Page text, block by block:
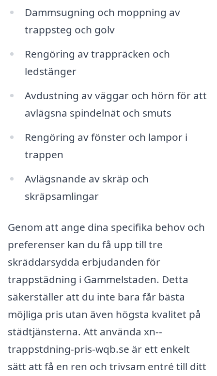
Dammsugning och moppning av
trappsteg och golv
Rengöring av trappräcken och
ledstänger
Avdustning av väggar och hörn för att
avlägsna spindelnät och smuts
Rengöring av fönster och lampor i
trappen
Avlägsnande av skräp och
skräpsamlingar
Genom att ange dina specifika behov och
preferenser kan du få upp till tre
skräddarsydda erbjudanden för
trappstädning i Gammelstaden. Detta
säkerställer att du inte bara får bästa
möjliga pris utan även högsta kvalitet på
städtjänsterna. Att använda xn--
trappstdning-pris-wqb.se är ett enkelt
sätt att få en ren och trivsam entré till ditt